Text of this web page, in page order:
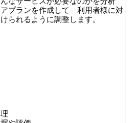
プランを作成して 利用者様に対
られるように調整します。